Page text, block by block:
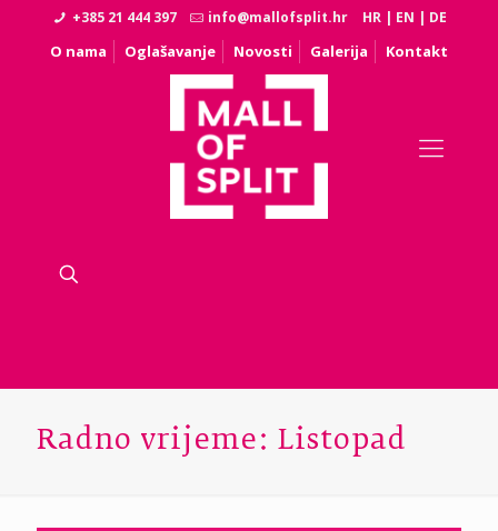
+385 21 444 397 info@mallofsplit.hr HR | EN | DE
O nama Oglašavanje Novosti Galerija Kontakt
Radno vrijeme: Listopad